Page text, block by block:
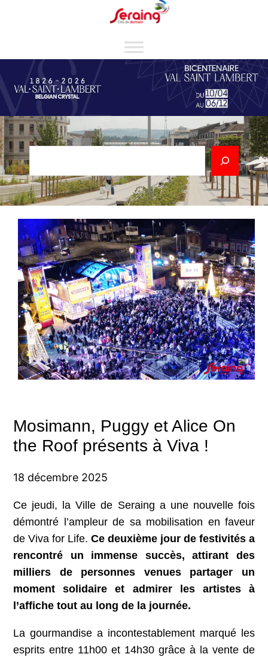
Rechercher
Mosimann, Puggy et Alice On
the Roof présents à Viva !
18 décembre 2025
Ce jeudi, la Ville de Seraing a une nouvelle fois
démontré l’ampleur de sa mobilisation en faveur
de Viva for Life. Ce deuxième jour de festivités a
rencontré un immense succès, attirant des
milliers de personnes venues partager un
moment solidaire et admirer les artistes à
l’affiche tout au long de la journée.
La gourmandise a incontestablement marqué les
esprits entre 11h00 et 14h30 grâce à la vente de
Cookies management panel